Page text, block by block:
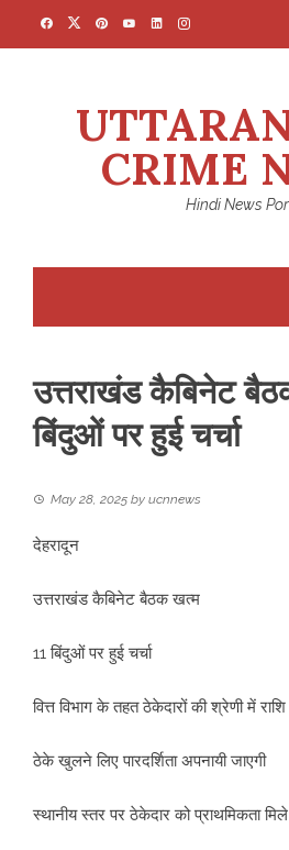
CRIME
Hindi News
उत्तराखंड कैबिनेट
बिंदुओं पर हुई चर्चा
May 28, 2025 by ucnnews
देहरादून
उत्तराखंड कैबिनेट बैठक खत्म
11 बिंदुओं पर हुई चर्चा
वित्त विभाग के तहत ठेकेदारों की श्रेणी में
ठेके खुलने लिए पारदर्शिता अपनायी जाएगी
स्थानीय स्तर पर ठेकेदार को प्राथमिकता मिले